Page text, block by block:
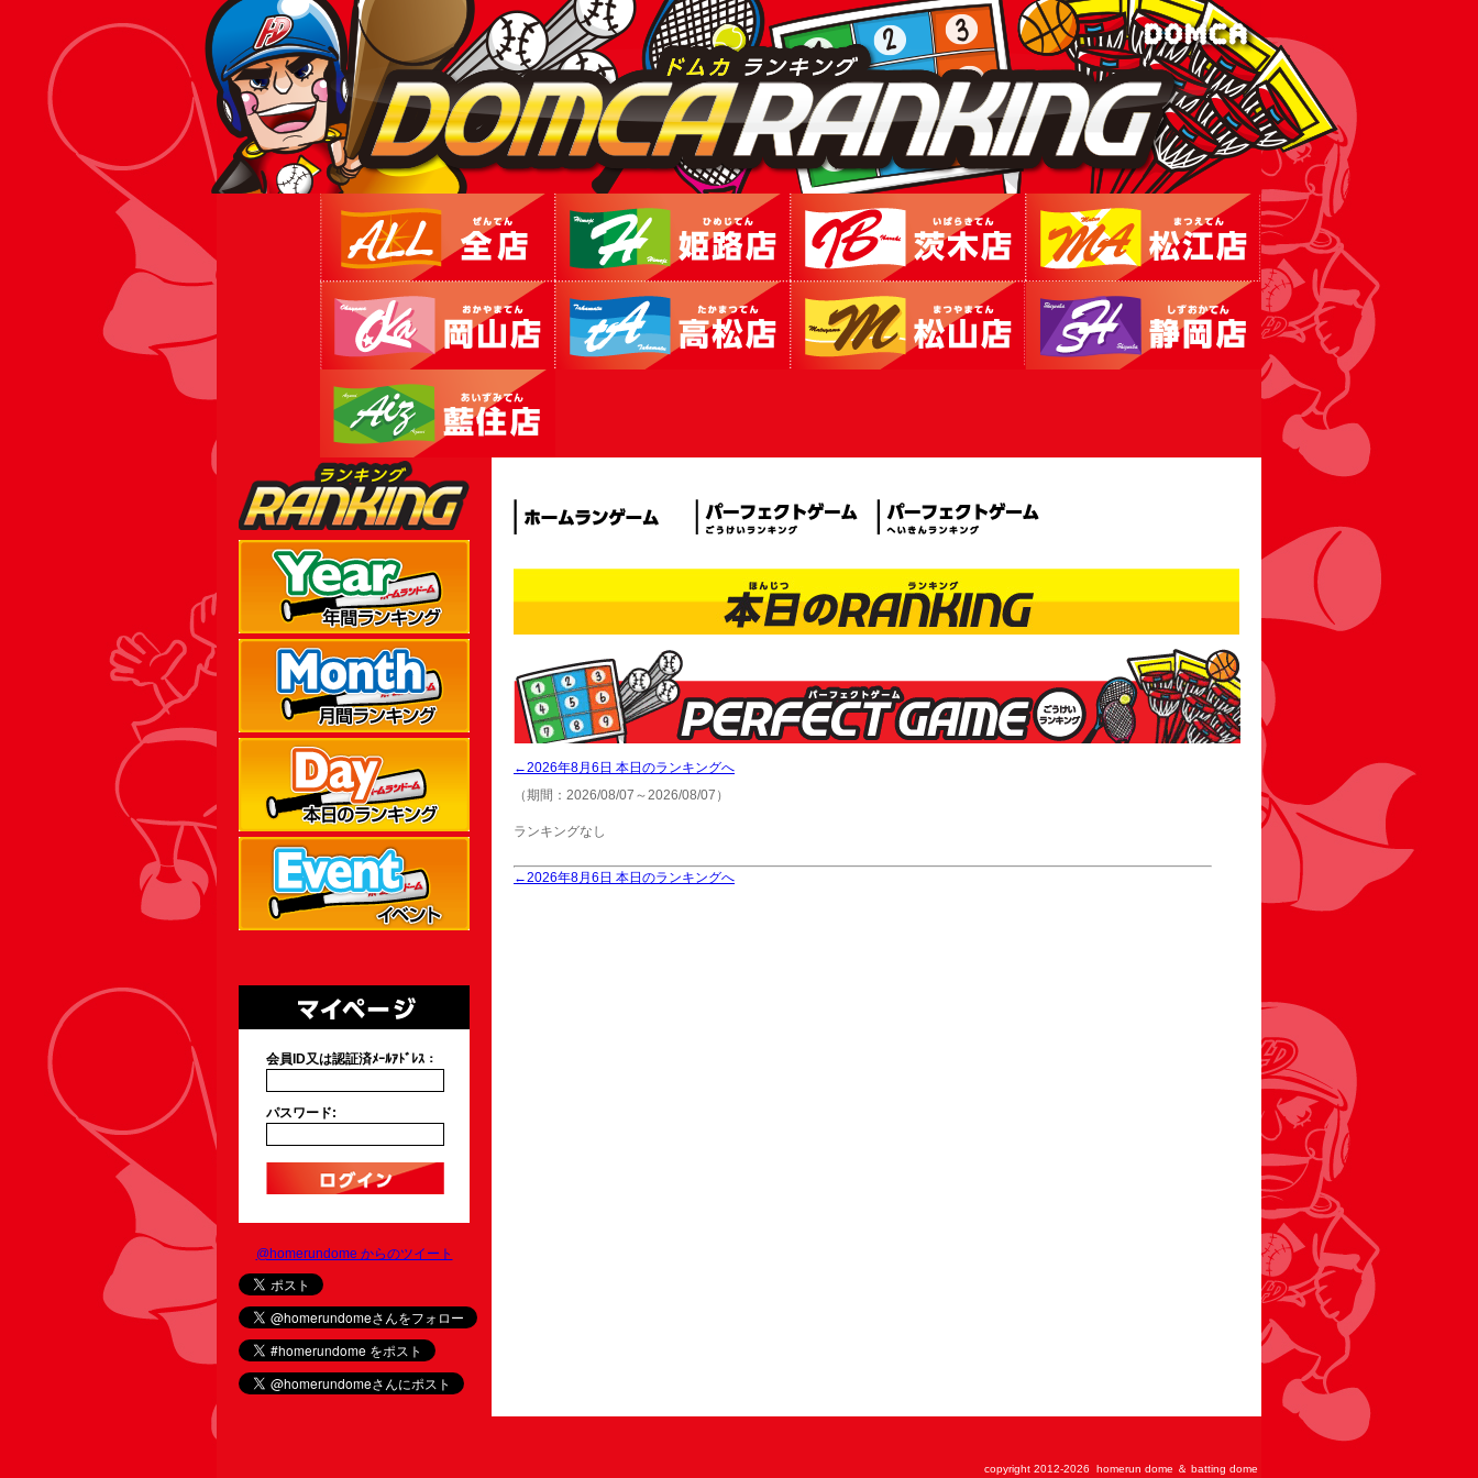
会員ID又は認証済ﾒｰﾙｱﾄﾞﾚｽ：
パスワード:
@homerundome からのツイート
←2026年8月6日 本日のランキングへ
（期間：2026/08/07～2026/08/07）
ランキングなし
←2026年8月6日 本日のランキングへ
copyright 2012-2026 homerun dome ＆ batting dome